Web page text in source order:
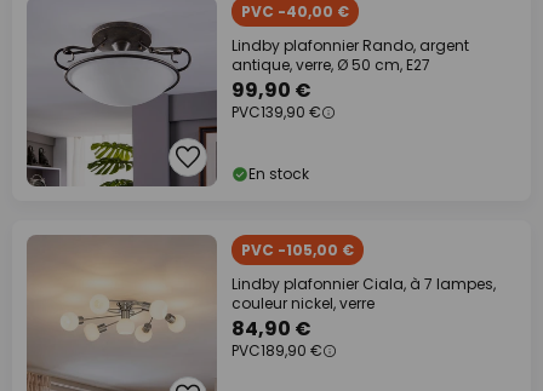
PVC -40,00 €
Lindby plafonnier Rando, argent
antique, verre, Ø 50 cm, E27
99,90 €
PVC139,90 €
En stock
PVC -105,00 €
Lindby plafonnier Ciala, à 7 lampes,
couleur nickel, verre
84,90 €
PVC189,90 €